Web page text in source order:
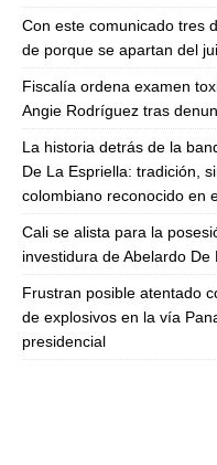
Con este comunicado tres
de porque se apartan del
Fiscalía ordena examen
Angie Rodríguez tras
La historia detrás de la
De La Espriella: tradición,
colombiano reconocido en
Cali se alista para la
investidura de Abelardo
Frustran posible atentado
de explosivos en la vía
presidencial